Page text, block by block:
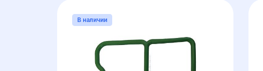
В наличии